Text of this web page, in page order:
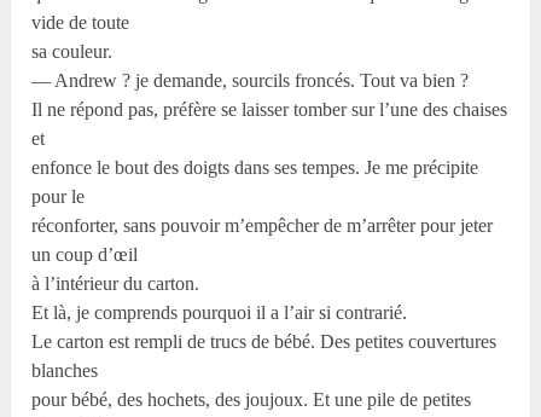
vide de toute
sa couleur.
— Andrew ? je demande, sourcils froncés. Tout va bien ?
Il ne répond pas, préfère se laisser tomber sur l’une des chaises
et
enfonce le bout des doigts dans ses tempes. Je me précipite
pour le
réconforter, sans pouvoir m’empêcher de m’arrêter pour jeter
un coup d’œil
à l’intérieur du carton.
Et là, je comprends pourquoi il a l’air si contrarié.
Le carton est rempli de trucs de bébé. Des petites couvertures
blanches
pour bébé, des hochets, des joujoux. Et une pile de petites